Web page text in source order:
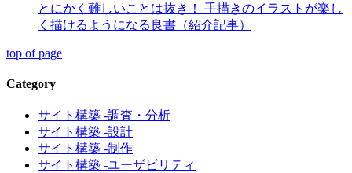
とにかく難しいことは抜き！ 手描きのイラストが楽し
く描けるようになる良書（紹介記事）
top of page
Category
サイト構築 -調査・分析
サイト構築 -設計
サイト構築 -制作
サイト構築 -ユーザビリティ